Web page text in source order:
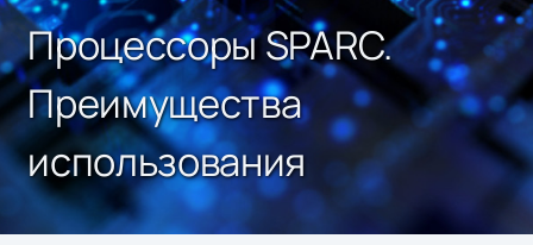
Процессоры SPARC.
Преимущества
использования